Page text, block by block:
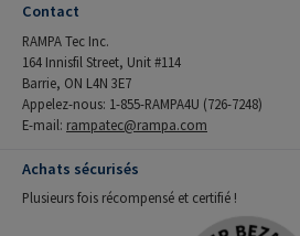
Contact
RAMPA Tec Inc.
164 Innisfil Street, Unit #114
Barrie, ON L4N 3E7
Appelez-nous: 1-855-RAMPA4U (726-7248)
E-mail: rampatec@rampa.com
Achats sécurisés
Plusieurs fois récompensé et certifié !